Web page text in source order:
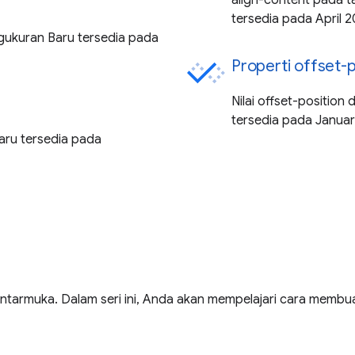
Baru tersedia pada
tersedia pada
tersedia pada April
Properti offset-
Nilai offset-position
tersedia pada
Dalam seri ini, Anda akan mempelajari cara